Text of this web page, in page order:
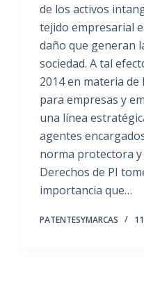
de los activos
tejido empresarial
daño que generan
sociedad. A tal
2014 en materia
para empresas y
una línea
agentes
norma protectora
Derechos de PI
importancia que…
PATENTESYMARCAS